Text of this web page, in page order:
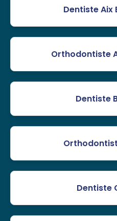
Dentiste Aix
Orthodontiste
Dentiste
Dentiste